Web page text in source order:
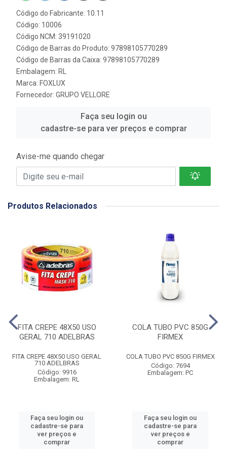
Código do Fabricante: 10.11
Código: 10006
Código NCM: 39191020
Código de Barras do Produto: 97898105770289
Código de Barras da Caixa: 97898105770289
Embalagem: RL
Marca: FOXLUX
Fornecedor: GRUPO VELLORE
Faça seu login ou
cadastre-se para ver preços e comprar
Avise-me quando chegar
Produtos Relacionados
FITA CREPE 48X50 USO
GERAL 710 ADELBRAS
FITA CREPE 48X50 USO GERAL
710 ADELBRAS
Código: 9916
Embalagem: RL
Faça seu login ou
cadastre-se para
ver preços e
comprar
COLA TUBO PVC 850G
FIRMEX
COLA TUBO PVC 850G FIRMEX
Código: 7694
Embalagem: PC
Faça seu login ou
cadastre-se para
ver preços e
comprar